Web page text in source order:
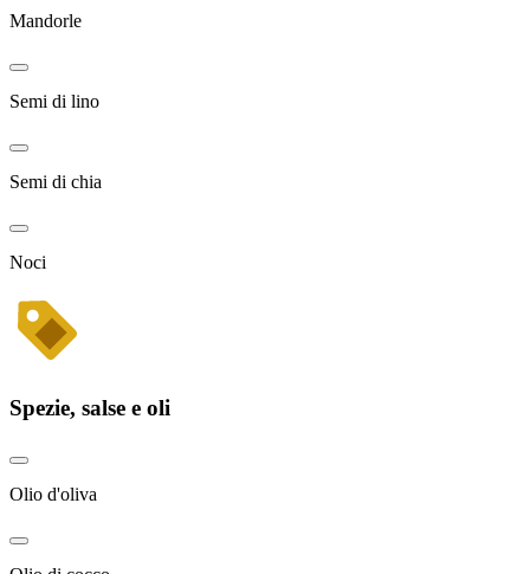
Mandorle
Semi di lino
Semi di chia
Noci
Spezie, salse e oli
Olio d'oliva